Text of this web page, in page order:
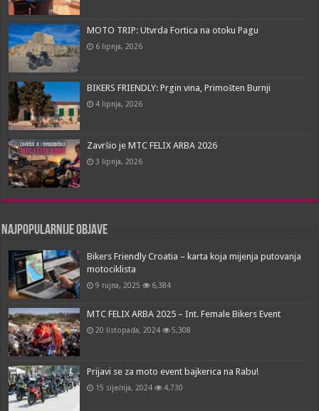
MOTO TRIP: Utvrda Fortica na otoku Pagu
6 lipnja, 2026
BIKERS FRIENDLY: Prgin vina, Primošten Burnji
4 lipnja, 2026
Završio je MTC FELIX ARBA 2026
3 lipnja, 2026
Najpopularnije objave
Bikers Friendly Croatia – karta koja mijenja putovanja
motociklista
9 rujna, 2025 6,384
MTC FELIX ARBA 2025 – Int. Female Bikers Event
20 listopada, 2024 5,308
Prijavi se za moto event bajkerica na Rabu!
15 siječnja, 2024 4,730